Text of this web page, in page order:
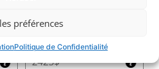
préférences
Politique de Confidentialité
2425$